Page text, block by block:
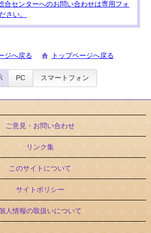
センターへのお問い合わせは専用フォ
さい。
ジへ戻る トップページへ戻る
PC スマートフォン
ご意見・お問い合わせ
リンク集
このサイトについて
サイトポリシー
人情報の取扱いについて